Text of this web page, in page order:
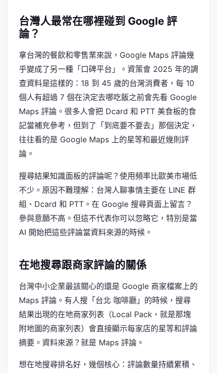
台灣人最常在哪裡碰到 Google 評
論？
拿台灣的餐飲和零售業來說，Google Maps 評論幾
乎變成了另一種「口碑平台」。資策會 2025 年的調
查資料是這樣的：18 到 45 歲的台灣消費者，每 10
個人有超過 7 個在決定去哪吃飯之前會先看 Google
Maps 評論。很多人會把 Dcard 和 PTT 美食板的食
記當補充參考，但到了「到底要不要去」那個決定，
往往看的是 Google Maps 上的星等和最近幾則評
論。
搜尋結果知識面板的評論呢？使用頻率比歐美市場低
不少。原因不難理解：台灣人聊事情主要在 LINE 群
組、Dcard 和 PTT。在 Google 搜尋頁面上留言？
參與意願不高。但這不代表你可以忽略它，特別是當
AI 開始把這些評論當資料來源的時候。
在地搜尋跟商家評論的關係
台灣中小企業最該關心的還是 Google 商家檔案上的
Maps 評論。有人搜「台北 咖啡廳」的時候，搜尋
結果出現的在地商家列表（Local Pack，就是那塊
附地圖的商家列表）會直接顯示每家店的星等和評論
摘要。資料來源？就是 Maps 評論。
想在地搜尋排名好，幾個核心：評論數量持續累積、